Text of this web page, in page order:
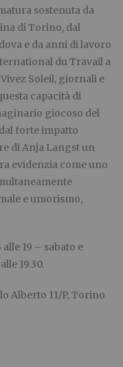
sostenuta da
di Torino, dal
e da anni di lavoro
du Travail a
Soleil, giornali e
capacità di
giocoso del
forte impatto
di Anja Langst un
evidenzia come uno
e umorismo,
19 – sabato e
19.30.
Alberto 11/P, Torino